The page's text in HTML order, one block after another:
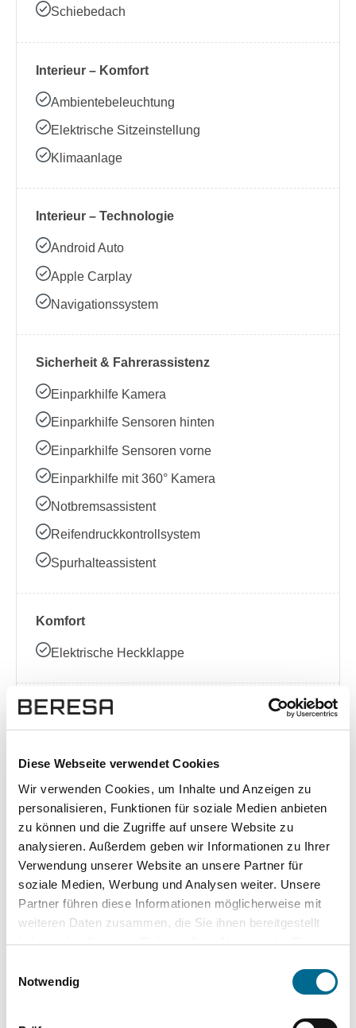
Diese Webseite verwendet Cookies
Wir verwenden Cookies, um Inhalte und Anzeigen zu
personalisieren, Funktionen für soziale Medien anbieten
zu können und die Zugriffe auf unsere Website zu
analysieren. Außerdem geben wir Informationen zu Ihrer
Verwendung unserer Website an unsere Partner für
soziale Medien, Werbung und Analysen weiter. Unsere
Partner führen diese Informationen möglicherweise mit
weiteren Daten zusammen, die Sie ihnen bereitgestellt
haben oder die sie im Rahmen Ihrer Nutzung der Dienste
Cookies, wenn Sie unsere Webseite weiterhin nutzen.
Notwendig
Schiebedach
Interieur – Komfort
Ambientebeleuchtung
Elektrische Sitzeinstellung
Klimaanlage
Interieur – Technologie
Android Auto
Apple Carplay
Navigationssystem
Sicherheit & Fahrerassistenz
Einparkhilfe Kamera
Einparkhilfe Sensoren hinten
Einparkhilfe Sensoren vorne
Einparkhilfe mit 360° Kamera
Notbremsassistent
Reifendruckkontrollsystem
Spurhalteassistent
Komfort
Elektrische Heckklappe
Exposé herunterladen [pdf]
Unsere Vorteile
wuddi Leasing Kauf
Versicherung ✔ - -
-